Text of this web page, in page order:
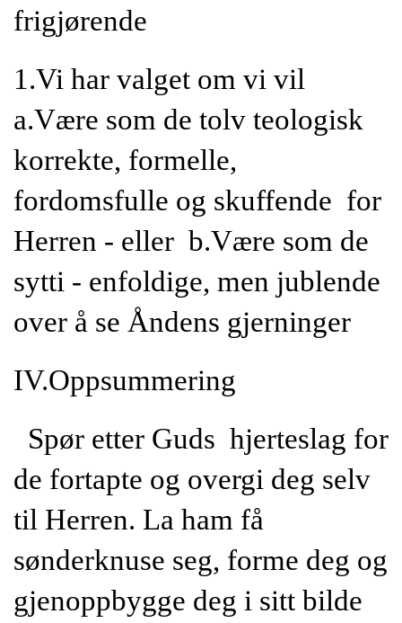
frigjørende
1.Vi har valget om vi vil
a.Være som de tolv teologisk
korrekte, formelle,
fordomsfulle og skuffende for
Herren - eller b.Være som de
sytti - enfoldige, men jublende
over å se Åndens gjerninger
IV.Oppsummering
Spør etter Guds hjerteslag for
de fortapte og overgi deg selv
til Herren. La ham få
sønderknuse seg, forme deg og
gjenoppbygge deg i sitt bilde